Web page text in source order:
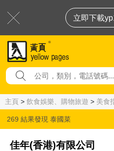
立即下載
主頁 > 飲食娛樂、購物旅遊 > 美食
269 結果發現 泰國菜
佳年(香港)有限公司